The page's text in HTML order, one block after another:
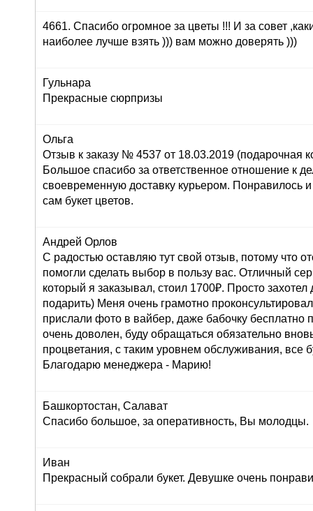
4661. Спасибо огромное за цветы !!! И за совет
наиболее лучше взять ))) вам можно доверять )))
Гульнара
Прекрасные сюрпризы
Ольга
Отзыв к заказу № 4537 от 18.03.2019 (подарочная
Большое спасибо за ответственное отношение к
своевременную доставку курьером. Понравилось
сам букет цветов.
Андрей Орлов
С радостью оставляю тут свой отзыв, потому что
помогли сделать выбор в пользу вас. Отличный
который я заказывал, стоил 1700₽. Просто
подарить) Меня очень грамотно
прислали фото в вайбер, даже бабочку бесплатно
очень доволен, буду обращаться обязательно
процветания, с таким уровнем обслуживания, все
Благодарю менеджера - Марию!
Башкортостан, Салават
Спасибо большое, за оперативность, Вы молодцы.
Иван
Прекрасный собрали букет. Девушке очень